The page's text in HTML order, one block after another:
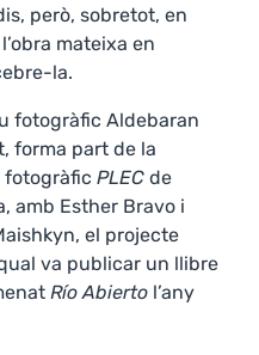
però, sobretot, en
mateixa en
la.
fotogràfic Aldebaran
forma part de la
fotogràfic PLEC de
amb Esther Bravo i
el projecte
va publicar un llibre
Río Abierto l’any